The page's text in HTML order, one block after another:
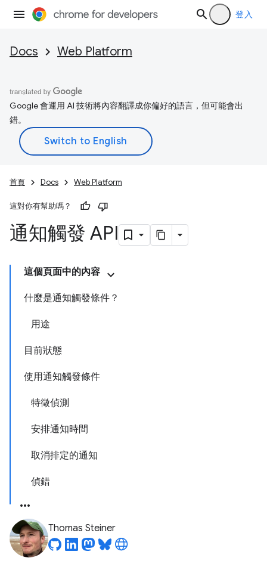
登入
Docs Web Platform
Google 會運用 AI 技術將內容翻譯成你偏好的語言，但可能會出
錯。
首頁 Docs Web Platform
這對你有幫助嗎？
通知觸發 API
這個頁面中的內容
什麼是通知觸發條件？
用途
目前狀態
使用通知觸發條件
特徵偵測
安排通知時間
取消排定的通知
偵錯
Thomas Steiner